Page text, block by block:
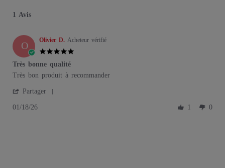
1 Avis
O Olivier D. Acheteur vérifié
Très bonne qualité
Review by Olivier D. on 18 Jan 2026
review stating Très bonne qualité
Très bon produit à recommander
Partager
01/18/26 1 0